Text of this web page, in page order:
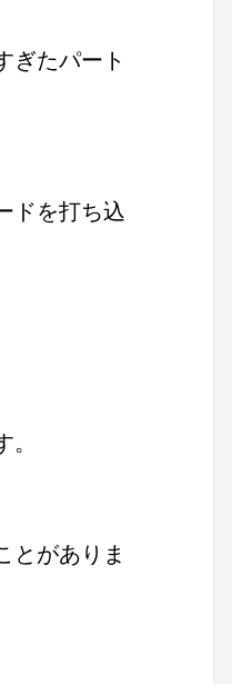
ぎたパート
ドを打ち込
とがありま